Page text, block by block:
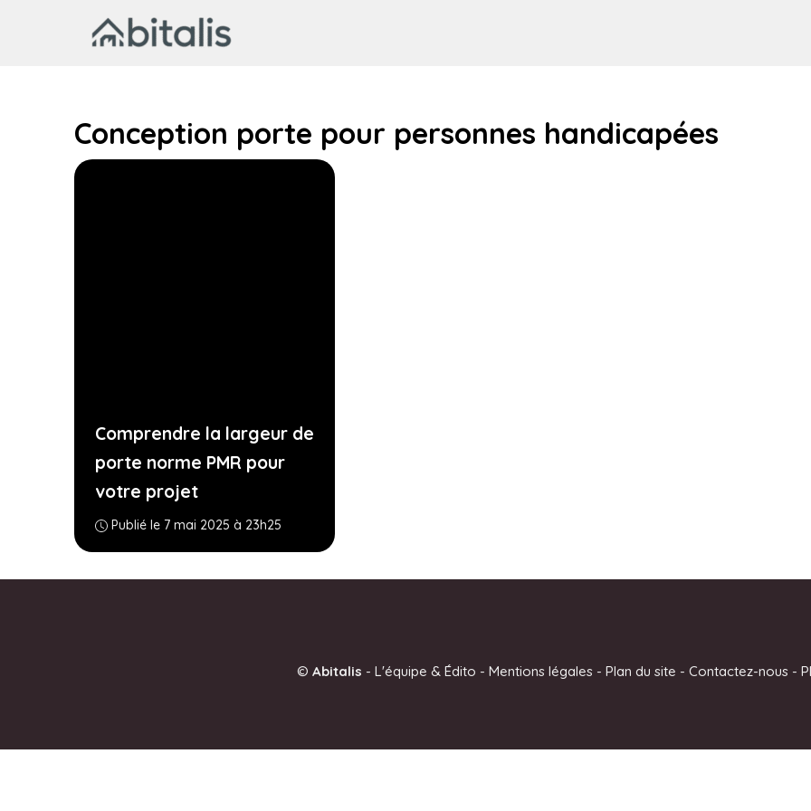
Conception porte pour personnes handicapées
Comprendre la largeur de
porte norme PMR pour
votre projet
Publié le 7 mai 2025 à 23h25
© Abitalis - L'équipe & Édito - Mentions légales- Plan du site - Contactez-nous-